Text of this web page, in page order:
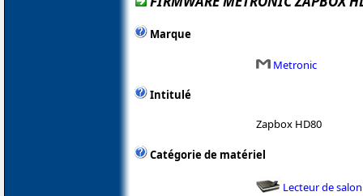
Marque
Metronic
Intitulé
Zapbox HD80
Catégorie de matériel
Lecteur de salon